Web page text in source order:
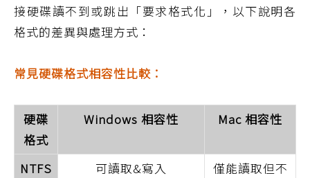
接硬碟讀不到或跳出「要求格式化」，以下說明各
格式的差異與處理方式：
常見硬碟格式相容性比較：
硬碟
格式
Windows 相容性 Mac 相容性
NTFS 可讀取&寫入
僅能讀取但不